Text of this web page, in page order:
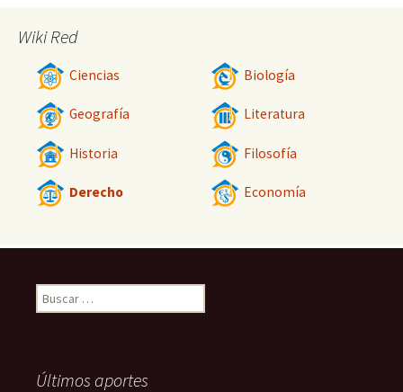
Wiki Red
Ciencias Biología
Geografía Literatura
Historia Filosofía
Derecho Economía
Buscar:
Últimos aportes